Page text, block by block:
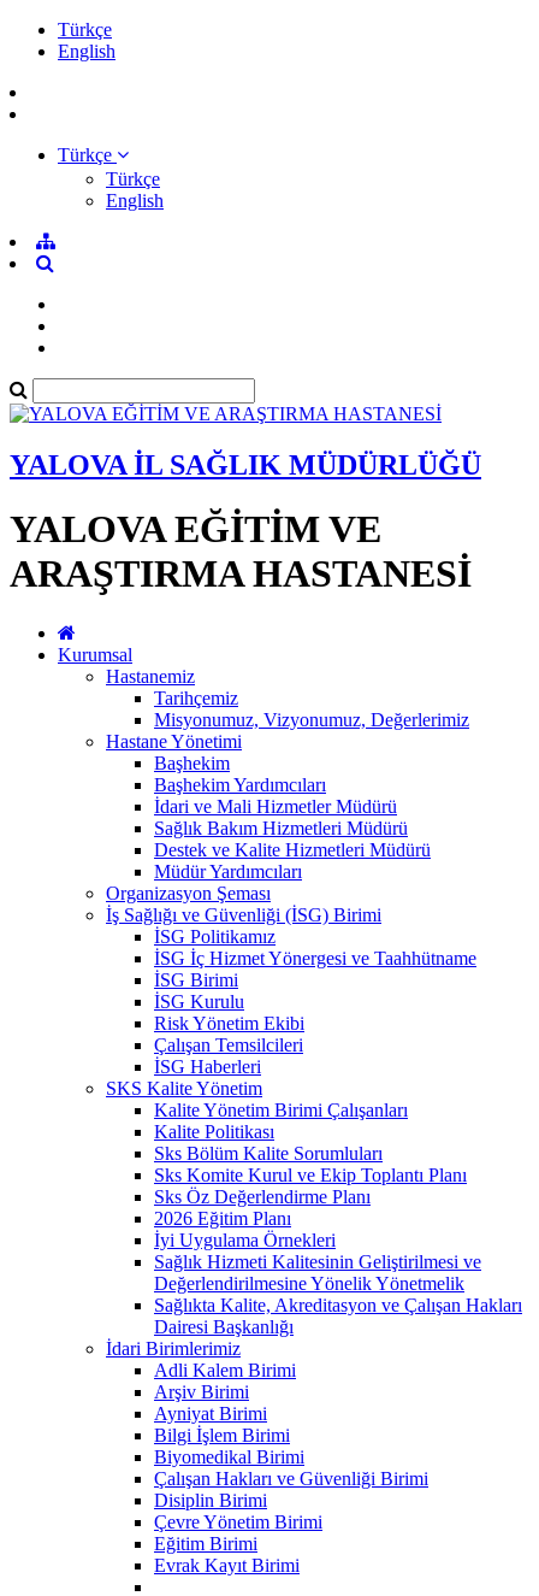
Türkçe
English
Türkçe
Türkçe
English
YALOVA İL SAĞLIK MÜDÜRLÜĞÜ
YALOVA EĞİTİM VE
ARAŞTIRMA HASTANESİ
Kurumsal
Hastanemiz
Tarihçemiz
Misyonumuz, Vizyonumuz, Değerlerimiz
Hastane Yönetimi
Başhekim
Başhekim Yardımcıları
İdari ve Mali Hizmetler Müdürü
Sağlık Bakım Hizmetleri Müdürü
Destek ve Kalite Hizmetleri Müdürü
Müdür Yardımcıları
Organizasyon Şeması
İş Sağlığı ve Güvenliği (İSG) Birimi
İSG Politikamız
İSG İç Hizmet Yönergesi ve Taahhütname
İSG Birimi
İSG Kurulu
Risk Yönetim Ekibi
Çalışan Temsilcileri
İSG Haberleri
SKS Kalite Yönetim
Kalite Yönetim Birimi Çalışanları
Kalite Politikası
Sks Bölüm Kalite Sorumluları
Sks Komite Kurul ve Ekip Toplantı Planı
Sks Öz Değerlendirme Planı
2026 Eğitim Planı
İyi Uygulama Örnekleri
Sağlık Hizmeti Kalitesinin Geliştirilmesi ve
Değerlendirilmesine Yönelik Yönetmelik
Sağlıkta Kalite, Akreditasyon ve Çalışan Hakları
Dairesi Başkanlığı
İdari Birimlerimiz
Adli Kalem Birimi
Arşiv Birimi
Ayniyat Birimi
Bilgi İşlem Birimi
Biyomedikal Birimi
Çalışan Hakları ve Güvenliği Birimi
Disiplin Birimi
Çevre Yönetim Birimi
Eğitim Birimi
Evrak Kayıt Birimi